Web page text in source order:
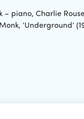
– piano, Charlie
‘Underground’